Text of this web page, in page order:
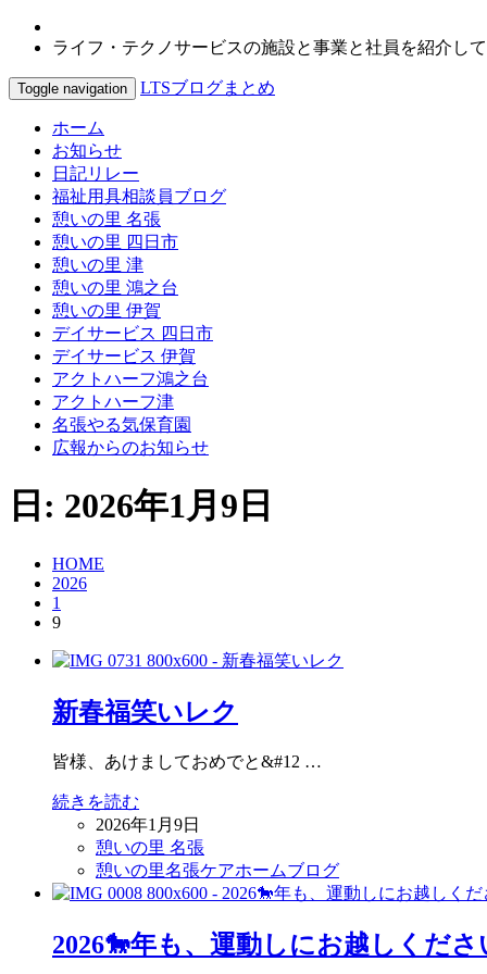
ライフ・テクノサービスの施設と事業と社員を紹介し
Toggle navigation LTSブログまとめ
ホーム
お知らせ
日記リレー
福祉用具相談員ブログ
憩いの里 名張
憩いの里 四日市
憩いの里 津
憩いの里 鴻之台
憩いの里 伊賀
デイサービス 四日市
デイサービス 伊賀
アクトハーフ鴻之台
アクトハーフ津
名張やる気保育園
広報からのお知らせ
日: 2026年1月9日
HOME
2026
1
9
新春福笑いレク
皆様、あけましておめでと&#12 …
続きを読む
2026年1月9日
憩いの里 名張
憩いの里名張ケアホームブログ
2026🐎年も、運動しにお越しくださ